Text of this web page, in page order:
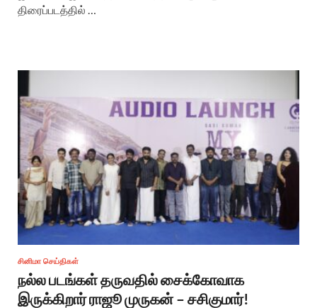
திரைப்படத்தில் …
சினிமா செய்திகள்
நல்ல படங்கள் தருவதில் சைக்கோவாக
இருக்கிறார் ராஜூ முருகன் – சசிகுமார்!